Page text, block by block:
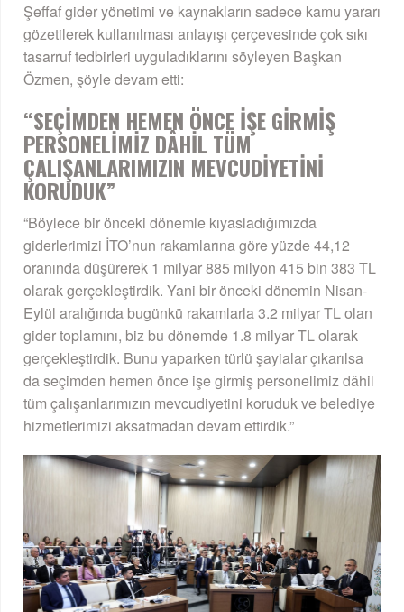
Şeffaf gider yönetimi ve kaynakların sadece kamu yararı
gözetilerek kullanılması anlayışı çerçevesinde çok sıkı
tasarruf tedbirleri uyguladıklarını söyleyen Başkan
Özmen, şöyle devam etti:
“SEÇİMDEN HEMEN ÖNCE İŞE GİRMİŞ
PERSONELİMİZ DÂHİL TÜM
ÇALIŞANLARIMIZIN MEVCUDİYETİNİ
KORUDUK”
“Böylece bir önceki dönemle kıyasladığımızda
giderlerimizi İTO’nun rakamlarına göre yüzde 44,12
oranında düşürerek 1 milyar 885 milyon 415 bin 383 TL
olarak gerçekleştirdik. Yani bir önceki dönemin Nisan-
Eylül aralığında bugünkü rakamlarla 3.2 milyar TL olan
gider toplamını, biz bu dönemde 1.8 milyar TL olarak
gerçekleştirdik. Bunu yaparken türlü şayialar çıkarılsa
da seçimden hemen önce işe girmiş personelimiz dâhil
tüm çalışanlarımızın mevcudiyetini koruduk ve belediye
hizmetlerimizi aksatmadan devam ettirdik.”